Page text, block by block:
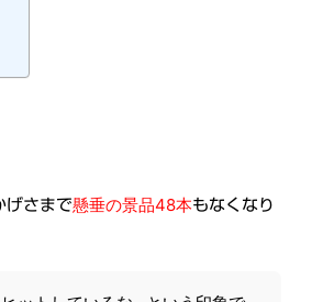
げさまで懸垂の景品48本もなくなり